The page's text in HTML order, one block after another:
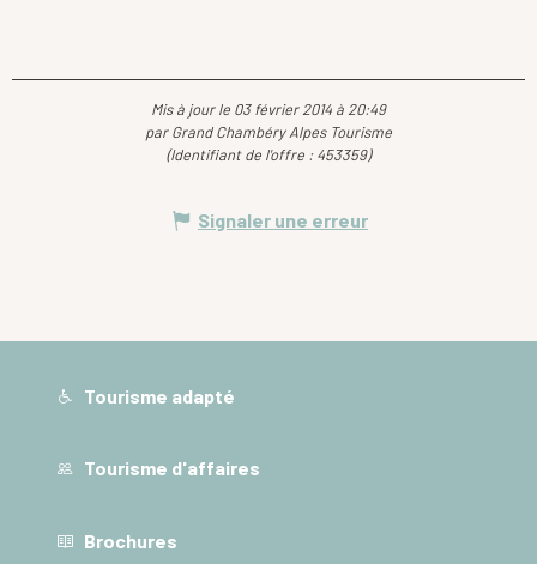
Mis à jour le 03 février 2014 à 20:49
par Grand Chambéry Alpes Tourisme
(Identifiant de l'offre : 453359)
Signaler une erreur
Tourisme adapté
Tourisme d'affaires
Brochures